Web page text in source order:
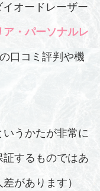
オードレーザー
ア・パーソナルレ
口コミ評判や機
うかたが非常に
するものではあ
があります）